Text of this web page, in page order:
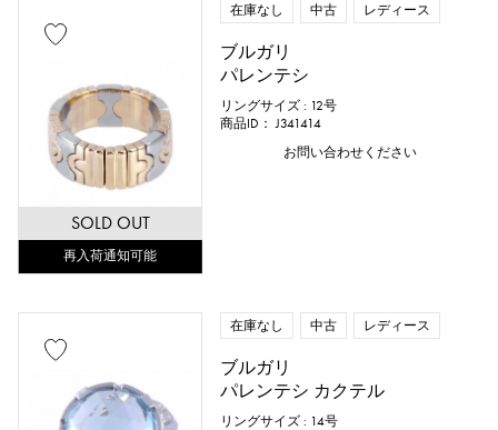
SOLD OUT
再入荷通知可能
在庫なし 中古 レディース
ブルガリ
パレンテシ
リングサイズ : 12号
商品ID： J341414
お問い合わせください
在庫なし 中古 レディース
ブルガリ
パレンテシ カクテル
リングサイズ : 14号